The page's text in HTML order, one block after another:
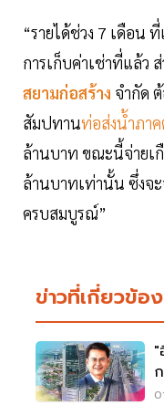
“รายได้ช่วง 7 เดือน
การเก็บค่าเช่าที่แล้ว
สยามก่อสร้าง จำกัด
สัมปทานท่อส่งน้ำภา
ล้านบาท ขณะนี้จ่ายเ
ล้านบาทเท่านั้น ซึ่งจ
ครบสมบูรณ์”
ข่าวที่เกี่ยวข้อง